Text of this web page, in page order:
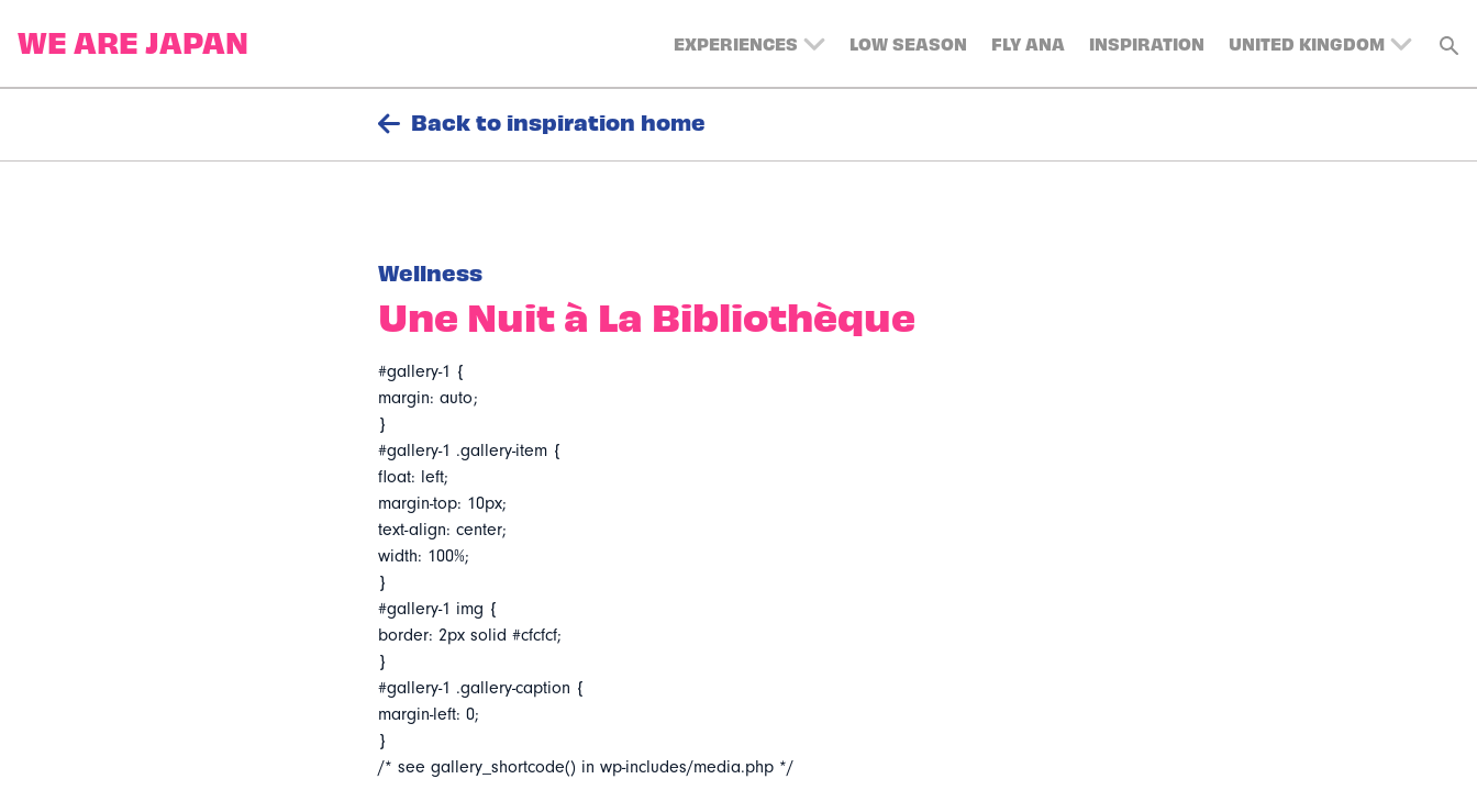
EXPERIENCES LOW SEASON FLY ANA INSPIRATION UNITED KINGDOM
BELGIUM
DENMARK
Back to inspiration home
Wellness
Une Nuit à La Bibliothèque
#gallery-1 {
margin: auto;
}
#gallery-1 .gallery-item {
float: left;
margin-top: 10px;
text-align: center;
width: 100%;
}
#gallery-1 img {
border: 2px solid #cfcfcf;
}
#gallery-1 .gallery-caption {
margin-left: 0;
}
/* see gallery_shortcode() in wp-includes/media.php */